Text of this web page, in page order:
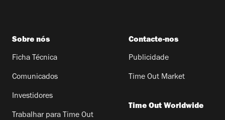
Sobre nós
Ficha Técnica
Comunicados
Investidores
Trabalhar para Time Out
Contacte-nos
Publicidade
Time Out Market
Time Out Worldwide